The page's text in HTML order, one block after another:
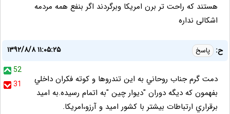
هستند که راحت تر برن امریکا وبرگردند اگر بنفع همه مردمه
اشکالی نداره
ح: پاسخ
۱۳۹۲/۸/۸ ۱۱:۰۵:۲۵
52
31
دمت گرم جناب روحاني به اين تندروها و کوته فکران داخلي
بفهمون که ديگه دوران "ديوار چين "به اتمام رسيده.به اميد
برقراري ارتباطات بيشتر با کشور اميد و آرزو،امريکا.